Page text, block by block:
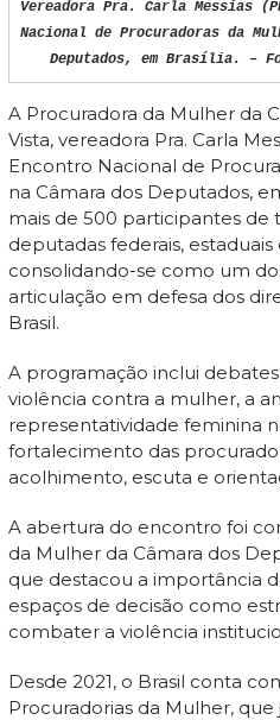
Vereadora Pra. Carla Messias
Nacional de Procuradoras da
Deputados, em Brasília. –
A Procuradora da Mulher da
Vista, vereadora Pra. Carla
Encontro Nacional de
na Câmara dos Deputados,
mais de 500 participantes de
deputadas federais, estaduais
consolidando-se como um
articulação em defesa dos
Brasil.
A programação inclui
violência contra a mulher, a
representatividade feminina
fortalecimento das
acolhimento, escuta e
A abertura do encontro foi
da Mulher da Câmara dos
que destacou a importância
espaços de decisão como
combater a violência
Desde 2021, o Brasil conta
Procuradorias da Mulher,